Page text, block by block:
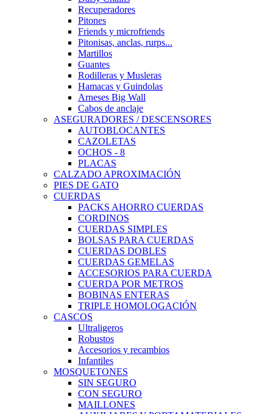
Recuperadores
Pitones
Friends y microfriends
Pitonisas, anclas, rurps...
Martillos
Guantes
Rodilleras y Musleras
Hamacas y Guindolas
Arneses Big Wall
Cabos de anclaje
ASEGURADORES / DESCENSORES
AUTOBLOCANTES
CAZOLETAS
OCHOS - 8
PLACAS
CALZADO APROXIMACIÓN
PIES DE GATO
CUERDAS
PACKS AHORRO CUERDAS
CORDINOS
CUERDAS SIMPLES
BOLSAS PARA CUERDAS
CUERDAS DOBLES
CUERDAS GEMELAS
ACCESORIOS PARA CUERDA
CUERDA POR METROS
BOBINAS ENTERAS
TRIPLE HOMOLOGACIÓN
CASCOS
Ultraligeros
Robustos
Accesorios y recambios
Infantiles
MOSQUETONES
SIN SEGURO
CON SEGURO
MAILLONES